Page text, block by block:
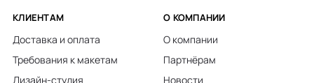
КЛИЕНТАМ
Доставка и оплата
Требования к макетам
Дизайн-студия
О КОМПАНИИ
О компании
Партнёрам
Новости